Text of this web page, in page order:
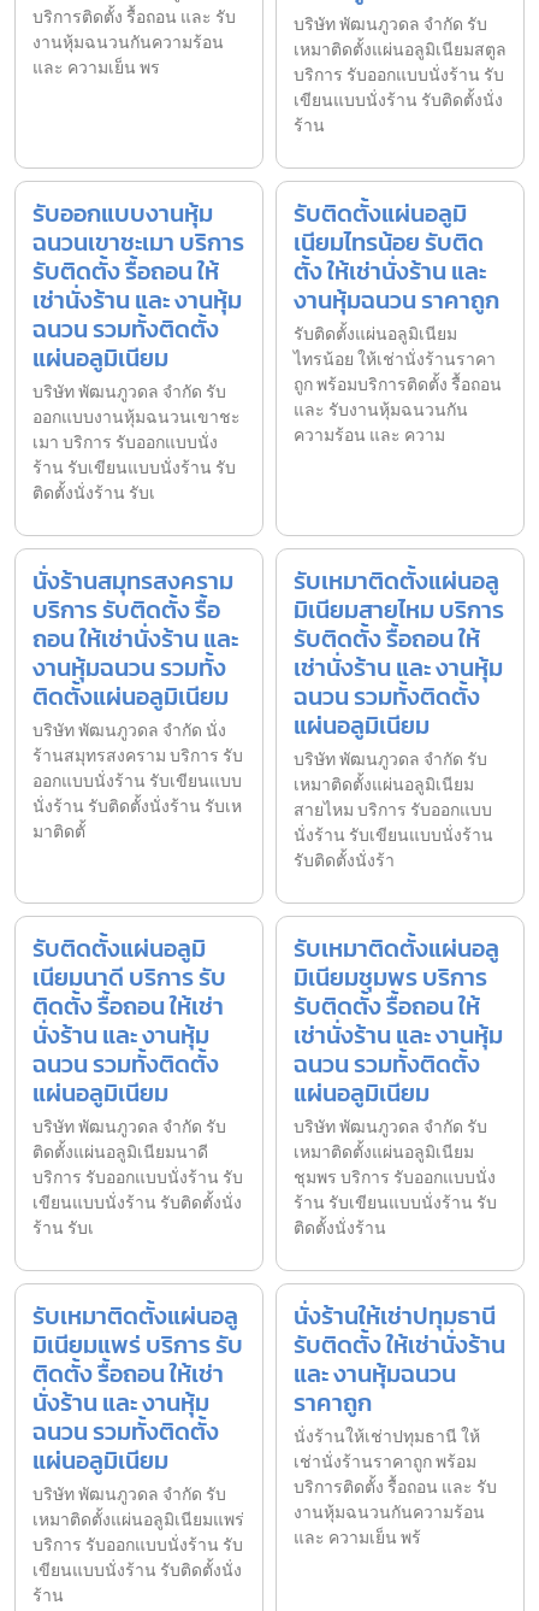
บริการติดตั้ง รื้อถอน และ รับ
งานหุ้มฉนวนกันความร้อน
และ ความเย็น พร
บริษัท พัฒนภูวดล จำกัด รับ
เหมาติดตั้งแผ่นอลูมิเนียมสตูล
บริการ รับออกแบบนั่งร้าน รับ
เขียนแบบนั่งร้าน รับติดตั้งนั่ง
ร้าน
รับออกแบบงานหุ้ม
ฉนวนเขาชะเมา บริการ
รับติดตั้ง รื้อถอน ให้
เช่านั่งร้าน และ งานหุ้ม
ฉนวน รวมทั้งติดตั้ง
แผ่นอลูมิเนียม
บริษัท พัฒนภูวดล จำกัด รับ
ออกแบบงานหุ้มฉนวนเขาชะ
เมา บริการ รับออกแบบนั่ง
ร้าน รับเขียนแบบนั่งร้าน รับ
ติดตั้งนั่งร้าน รับเ
รับติดตั้งแผ่นอลูมิ
เนียมไทรน้อย รับติด
ตั้ง ให้เช่านั่งร้าน และ
งานหุ้มฉนวน ราคาถูก
รับติดตั้งแผ่นอลูมิเนียม
ไทรน้อย ให้เช่านั่งร้านราคา
ถูก พร้อมบริการติดตั้ง รื้อถอน
และ รับงานหุ้มฉนวนกัน
ความร้อน และ ความ
นั่งร้านสมุทรสงคราม
บริการ รับติดตั้ง รื้อ
ถอน ให้เช่านั่งร้าน และ
งานหุ้มฉนวน รวมทั้ง
ติดตั้งแผ่นอลูมิเนียม
บริษัท พัฒนภูวดล จำกัด นั่ง
ร้านสมุทรสงคราม บริการ รับ
ออกแบบนั่งร้าน รับเขียนแบบ
นั่งร้าน รับติดตั้งนั่งร้าน รับเห
มาติดตั้
รับเหมาติดตั้งแผ่นอลู
มิเนียมสายไหม บริการ
รับติดตั้ง รื้อถอน ให้
เช่านั่งร้าน และ งานหุ้ม
ฉนวน รวมทั้งติดตั้ง
แผ่นอลูมิเนียม
บริษัท พัฒนภูวดล จำกัด รับ
เหมาติดตั้งแผ่นอลูมิเนียม
สายไหม บริการ รับออกแบบ
นั่งร้าน รับเขียนแบบนั่งร้าน
รับติดตั้งนั่งร้า
รับติดตั้งแผ่นอลูมิ
เนียมนาดี บริการ รับ
ติดตั้ง รื้อถอน ให้เช่า
นั่งร้าน และ งานหุ้ม
ฉนวน รวมทั้งติดตั้ง
แผ่นอลูมิเนียม
บริษัท พัฒนภูวดล จำกัด รับ
ติดตั้งแผ่นอลูมิเนียมนาดี
บริการ รับออกแบบนั่งร้าน รับ
เขียนแบบนั่งร้าน รับติดตั้งนั่ง
ร้าน รับเ
รับเหมาติดตั้งแผ่นอลู
มิเนียมชุมพร บริการ
รับติดตั้ง รื้อถอน ให้
เช่านั่งร้าน และ งานหุ้ม
ฉนวน รวมทั้งติดตั้ง
แผ่นอลูมิเนียม
บริษัท พัฒนภูวดล จำกัด รับ
เหมาติดตั้งแผ่นอลูมิเนียม
ชุมพร บริการ รับออกแบบนั่ง
ร้าน รับเขียนแบบนั่งร้าน รับ
ติดตั้งนั่งร้าน
รับเหมาติดตั้งแผ่นอลู
มิเนียมแพร่ บริการ รับ
ติดตั้ง รื้อถอน ให้เช่า
นั่งร้าน และ งานหุ้ม
ฉนวน รวมทั้งติดตั้ง
แผ่นอลูมิเนียม
บริษัท พัฒนภูวดล จำกัด รับ
เหมาติดตั้งแผ่นอลูมิเนียมแพร่
บริการ รับออกแบบนั่งร้าน รับ
เขียนแบบนั่งร้าน รับติดตั้งนั่ง
ร้าน
นั่งร้านให้เช่าปทุมธานี
รับติดตั้ง ให้เช่านั่งร้าน
และ งานหุ้มฉนวน
ราคาถูก
นั่งร้านให้เช่าปทุมธานี ให้
เช่านั่งร้านราคาถูก พร้อม
บริการติดตั้ง รื้อถอน และ รับ
งานหุ้มฉนวนกันความร้อน
และ ความเย็น พร้